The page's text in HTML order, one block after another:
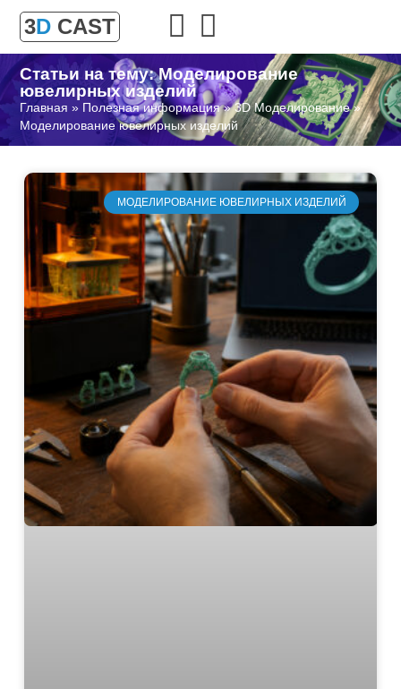
3D CAST
Статьи на тему: Моделирование
ювелирных изделий
Главная » Полезная информация»3D Моделирование»
Моделирование ювелирных изделий
МОДЕЛИРОВАНИЕ ЮВЕЛИРНЫХ ИЗДЕЛИЙ